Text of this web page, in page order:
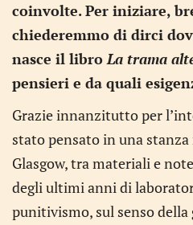
coinvolte. Per iniziare,
chiederemmo di dirci
nasce il libroLa trama
pensieri e da quali
Grazie innanzitutto per
stato pensato in una stanza
Glasgow, tra materiali e
degli ultimi anni di
punitivismo, sul senso